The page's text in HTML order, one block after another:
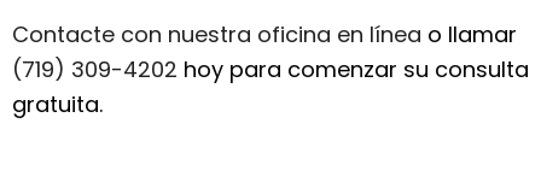
Contacte con nuestra oficina en línea o llamar
(719) 309-4202 hoy para comenzar su consulta
gratuita.